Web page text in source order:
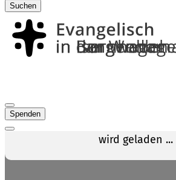
Suchen
Spenden